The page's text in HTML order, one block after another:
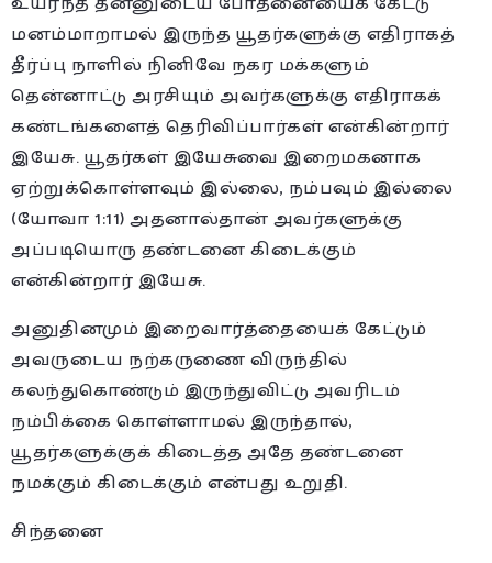
மனம்மாறாமல் இருந்த யூதர்களுக்கு எதிராகத்
தீர்ப்பு நாளில் நினிவே நகர மக்களும்
தென்னாட்டு அரசியும் அவர்களுக்கு எதிராகக்
கண்டங்களைத் தெரிவிப்பார்கள் என்கின்றார்
இயேசு. யூதர்கள் இயேசுவை இறைமகனாக
ஏற்றுக்கொள்ளவும் இல்லை, நம்பவும் இல்லை
(யோவா 1:11) அதனால்தான் அவர்களுக்கு
அப்படியொரு தண்டனை கிடைக்கும்
என்கின்றார் இயேசு.
அனுதினமும் இறைவார்த்தையைக் கேட்டும்
அவருடைய நற்கருணை விருந்தில்
கலந்துகொண்டும் இருந்துவிட்டு அவரிடம்
நம்பிக்கை கொள்ளாமல் இருந்தால்,
யூதர்களுக்குக் கிடைத்த அதே தண்டனை
நமக்கும் கிடைக்கும் என்பது உறுதி.
சிந்தனை